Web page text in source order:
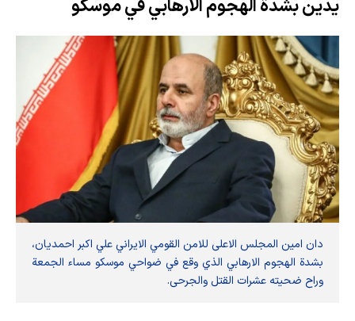
يدين بشدة الهجوم الارهابي في موسكو
دان امين المجلس الاعلى للامن القومي الايراني علي اكبر احمديان،
بشدة الهجوم الارهابي الذي وقع في ضواحي موسكو مساء الجمعة
وراح ضحيته عشرات القتل والجرحى.